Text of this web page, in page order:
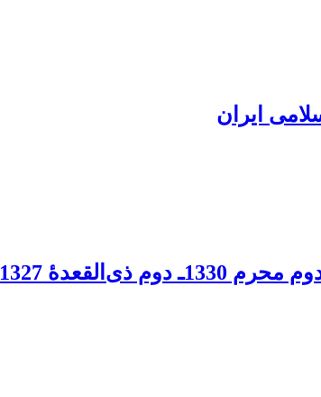
ایران
1327)